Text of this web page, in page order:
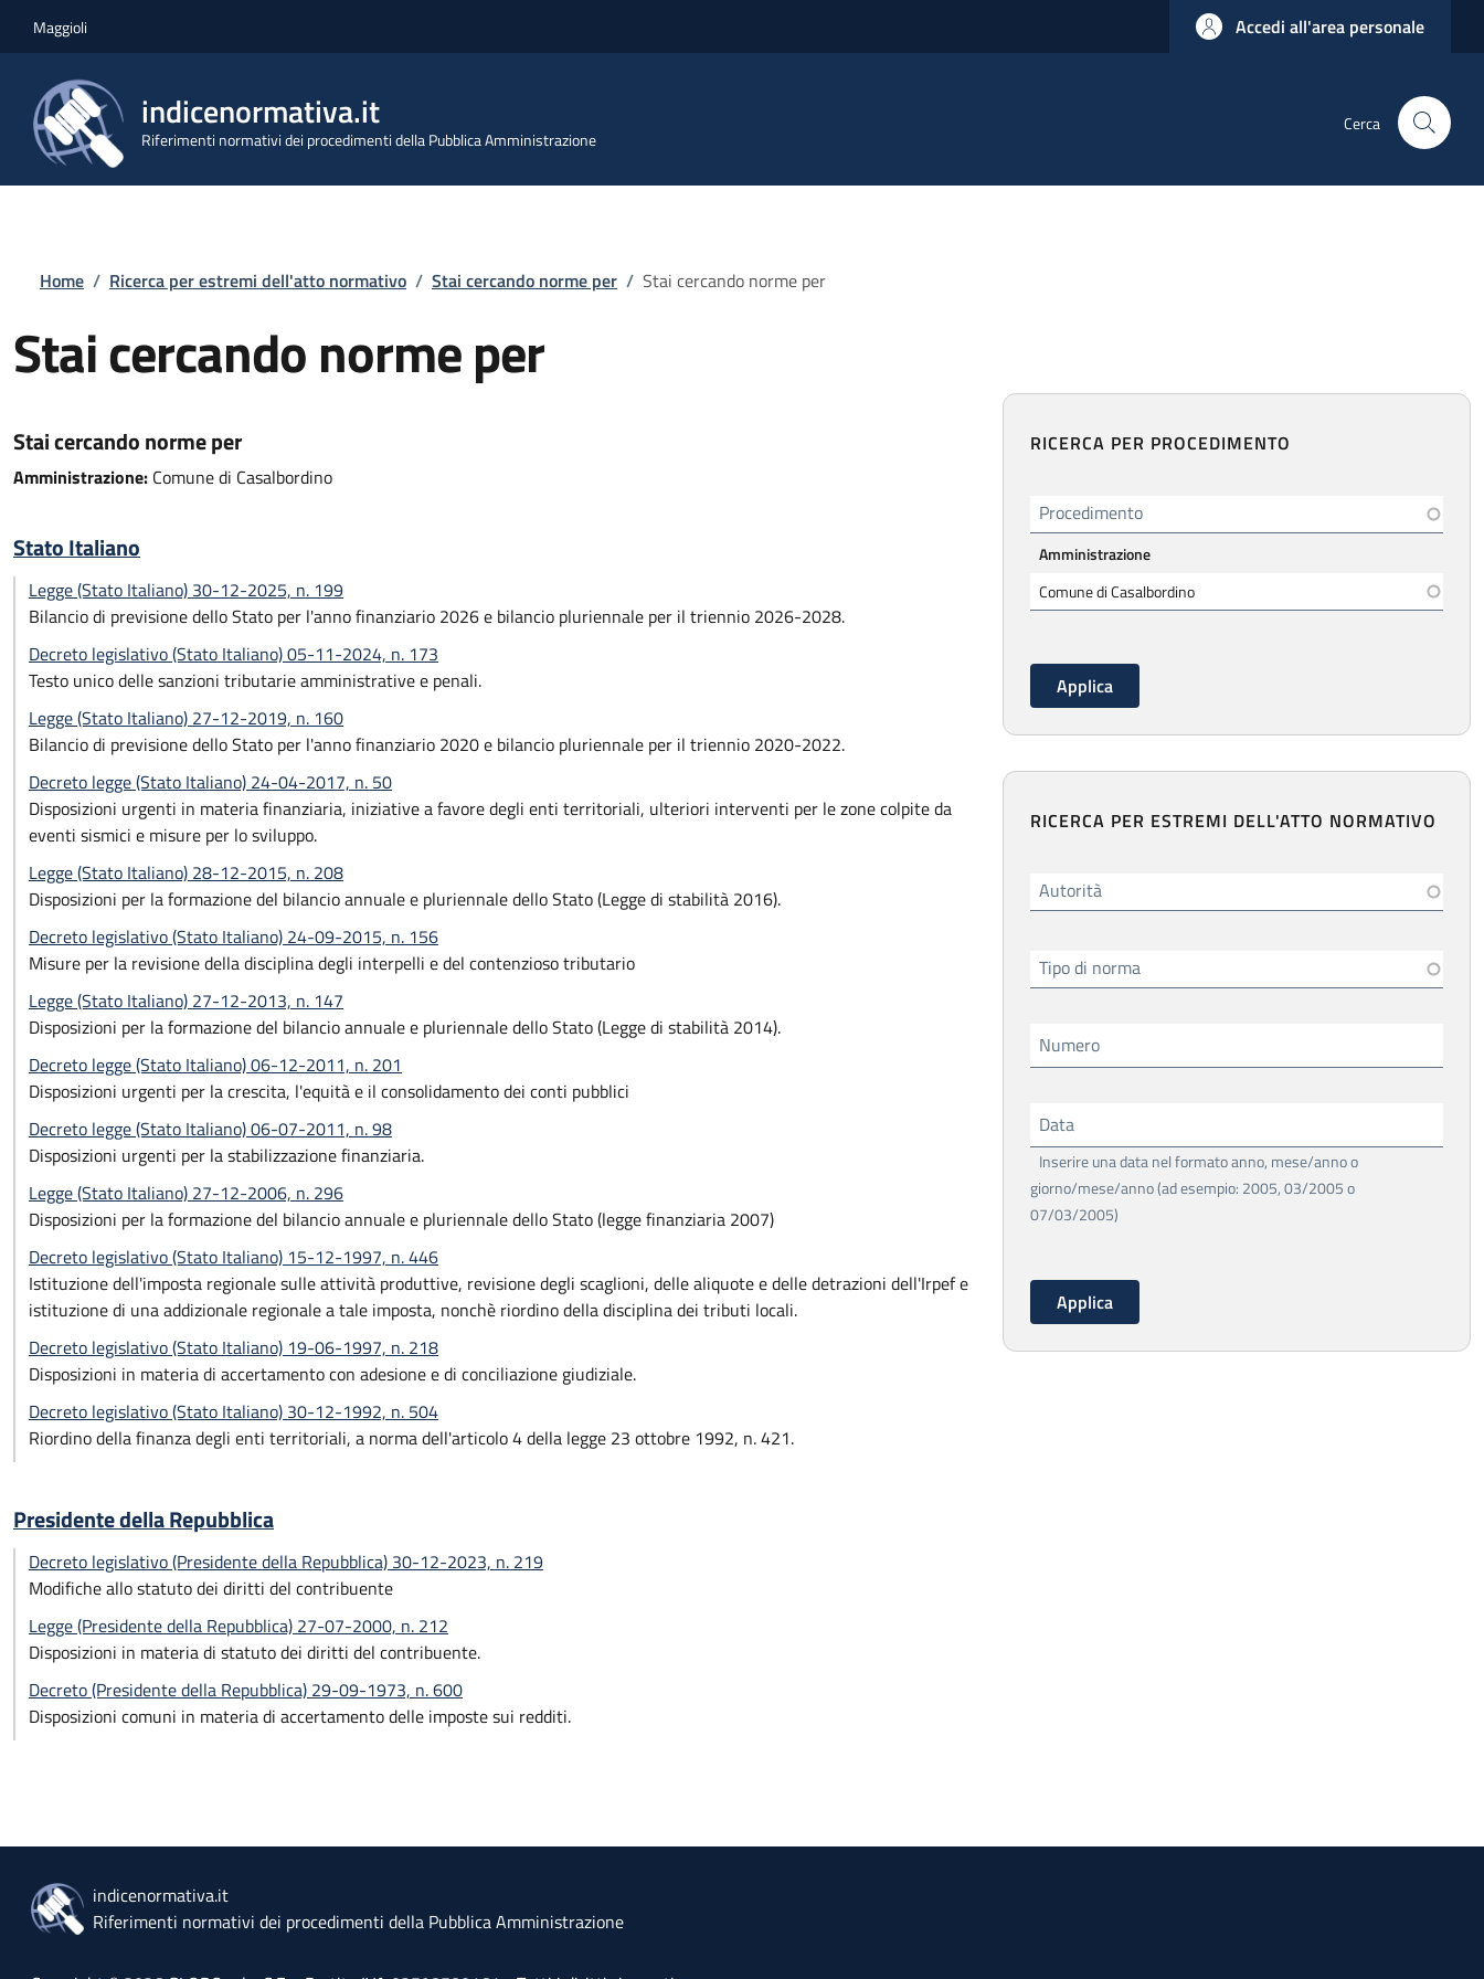
Maggioli Accedi all'area personale
indicenormativa.it
Riferimenti normativi dei procedimenti della Pubblica Amministrazione
Cerca
Briciole di pane
Home / Ricerca per estremi dell'atto normativo / Stai cercando norme per / Stai cercando norme per
Stai cercando norme per
Stai cercando norme per
Amministrazione: Comune di Casalbordino
Stato Italiano
Legge (Stato Italiano) 30-12-2025, n. 199
Bilancio di previsione dello Stato per l'anno finanziario 2026 e bilancio pluriennale per il triennio 2026-2028.
Decreto legislativo (Stato Italiano) 05-11-2024, n. 173
Testo unico delle sanzioni tributarie amministrative e penali.
Legge (Stato Italiano) 27-12-2019, n. 160
Bilancio di previsione dello Stato per l'anno finanziario 2020 e bilancio pluriennale per il triennio 2020-2022.
Decreto legge (Stato Italiano) 24-04-2017, n. 50
Disposizioni urgenti in materia finanziaria, iniziative a favore degli enti territoriali, ulteriori interventi per le zone colpite da
eventi sismici e misure per lo sviluppo.
Legge (Stato Italiano) 28-12-2015, n. 208
Disposizioni per la formazione del bilancio annuale e pluriennale dello Stato (Legge di stabilità 2016).
Decreto legislativo (Stato Italiano) 24-09-2015, n. 156
Misure per la revisione della disciplina degli interpelli e del contenzioso tributario
Legge (Stato Italiano) 27-12-2013, n. 147
Disposizioni per la formazione del bilancio annuale e pluriennale dello Stato (Legge di stabilità 2014).
Decreto legge (Stato Italiano) 06-12-2011, n. 201
Disposizioni urgenti per la crescita, l'equità e il consolidamento dei conti pubblici
Decreto legge (Stato Italiano) 06-07-2011, n. 98
Disposizioni urgenti per la stabilizzazione finanziaria.
Legge (Stato Italiano) 27-12-2006, n. 296
Disposizioni per la formazione del bilancio annuale e pluriennale dello Stato (legge finanziaria 2007)
Decreto legislativo (Stato Italiano) 15-12-1997, n. 446
Istituzione dell'imposta regionale sulle attività produttive, revisione degli scaglioni, delle aliquote e delle detrazioni dell'Irpef e
istituzione di una addizionale regionale a tale imposta, nonchè riordino della disciplina dei tributi locali.
Decreto legislativo (Stato Italiano) 19-06-1997, n. 218
Disposizioni in materia di accertamento con adesione e di conciliazione giudiziale.
Decreto legislativo (Stato Italiano) 30-12-1992, n. 504
Riordino della finanza degli enti territoriali, a norma dell'articolo 4 della legge 23 ottobre 1992, n. 421.
Presidente della Repubblica
Decreto legislativo (Presidente della Repubblica) 30-12-2023, n. 219
Modifiche allo statuto dei diritti del contribuente
Legge (Presidente della Repubblica) 27-07-2000, n. 212
Disposizioni in materia di statuto dei diritti del contribuente.
Decreto (Presidente della Repubblica) 29-09-1973, n. 600
Disposizioni comuni in materia di accertamento delle imposte sui redditi.
RICERCA PER PROCEDIMENTO
Procedimento
Amministrazione
RICERCA PER ESTREMI DELL'ATTO NORMATIVO
Autorità
Tipo di norma
Numero
Data
Inserire una data nel formato anno, mese/anno o
giorno/mese/anno (ad esempio: 2005, 03/2005 o
07/03/2005)
indicenormativa.it
Riferimenti normativi dei procedimenti della Pubblica Amministrazione